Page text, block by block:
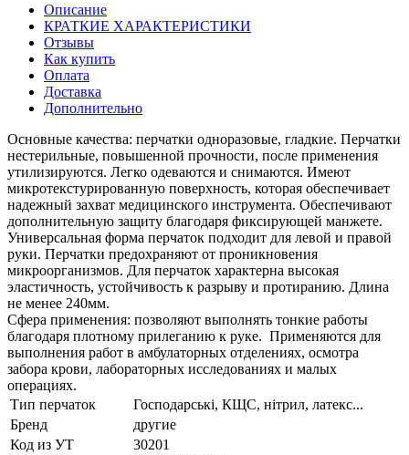
Описание
КРАТКИЕ ХАРАКТЕРИСТИКИ
Отзывы
Как купить
Оплата
Доставка
Дополнительно
Основные качества: перчатки одноразовые, гладкие. Перчатки
нестерильные, повышенной прочности, после применения
утилизируются. Легко одеваются и снимаются. Имеют
микротекстурированную поверхность, которая обеспечивает
надежный захват медицинского инструмента. Обеспечивают
дополнительную защиту благодаря фиксирующей манжете.
Универсальная форма перчаток подходит для левой и правой
руки. Перчатки предохраняют от проникновения
микроорганизмов. Для перчаток характерна высокая
эластичность, устойчивость к разрыву и протиранию. Длина
не менее 240мм.
Сфера применения: позволяют выполнять тонкие работы
благодаря плотному прилеганию к руке. Применяются для
выполнения работ в амбулаторных отделениях, осмотра
забора крови, лабораторных исследованиях и малых
операциях.
Тип перчаток
Господарські, КЩС, нітрил, латекс...
Бренд
другие
Код из УТ
30201